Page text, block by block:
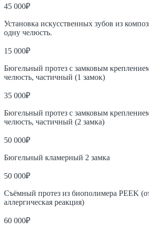
45 000₽
Установка искусственных зубов из
одну челюсть.
15 000₽
Бюгельный протез с замковым
челюсть, частичный (1 замок)
35 000₽
Бюгельный протез с замковым
челюсть, частичный (2 замка)
50 000₽
Бюгельный кламерный 2 замка
50 000₽
Съёмный протез из биополимера PEEK
аллергическая реакция)
60 000₽